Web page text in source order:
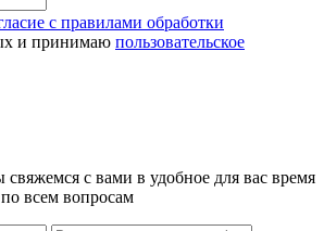
с правилами обработки
и принимаю пользовательское
с вами в удобное для вас время
всем вопросам